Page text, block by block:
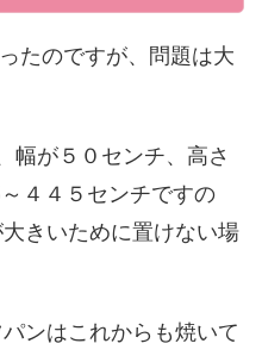
たのですが、問題は大
幅が５０センチ、高さ
４４５センチですの
きいために置けない場
ンはこれからも焼いて